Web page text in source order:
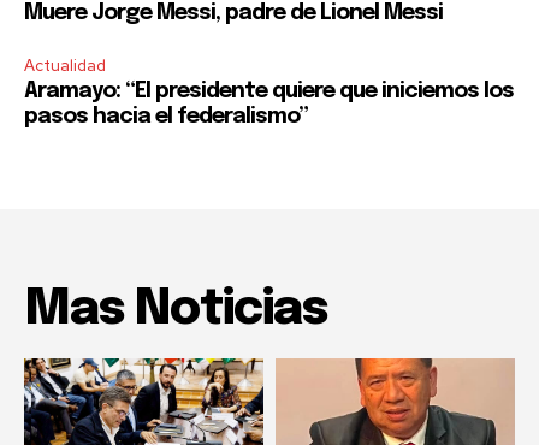
Muere Jorge Messi, padre de Lionel Messi
Actualidad
Aramayo: “El presidente quiere que iniciemos los
pasos hacia el federalismo”
Mas Noticias